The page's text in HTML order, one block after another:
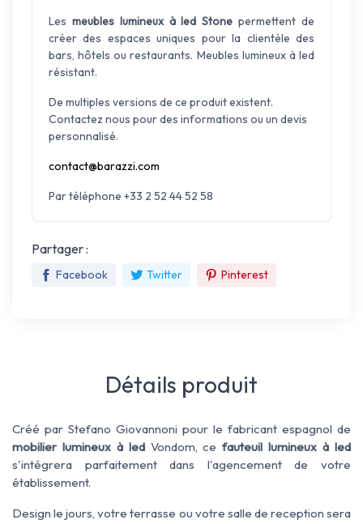
Les meubles lumineux à led Stone permettent de
créer des espaces uniques pour la clientèle des
bars, hôtels ou restaurants. Meubles lumineux à led
résistant.
De multiples versions de ce produit existent.
Contactez nous pour des informations ou un devis
personnalisé.
contact@barazzi.com
Par téléphone +33 2 52 44 52 58
Partager :
Facebook Twitter Pinterest
Détails produit
Créé par Stefano Giovannoni pour le fabricant espagnol de
mobilier lumineux à led Vondom, cefauteuil lumineux à led
s'intégrera parfaitement dans l'agencement de votre
établissement.
Design le jours, votre terrasse ou votre salle de reception sera